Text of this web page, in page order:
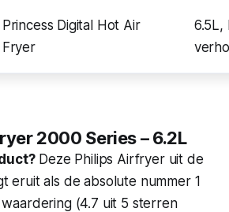
Princess Digital Hot Air
Fryer
6.5L,
2000 Series – 6.2L
Deze Philips Airfryer uit de
eruit als de absolute nummer 1
(4.7 uit 5 sterren